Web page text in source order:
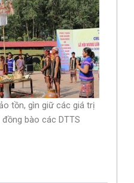
tồn, gìn giữ các giá trị
bào các DTTS